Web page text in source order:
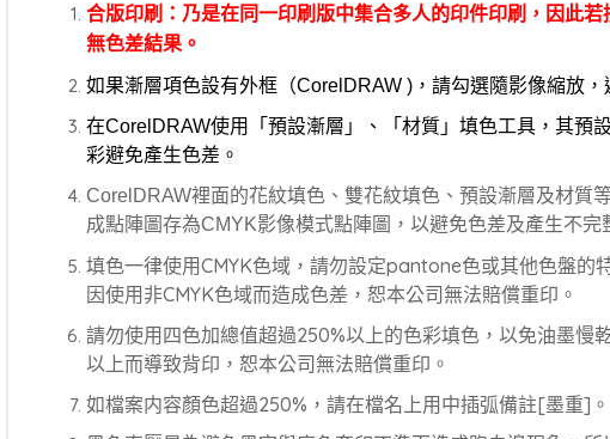
合版印刷：乃是在同一印刷版中集合多人的印件印刷，因此
無色差結果。
如果漸層項色設有外框（CorelDRAW )，請勾選隨影像縮放，
在CorelDRAW使用「預設漸層」、「材質」填色工具，其預
彩避免產生色差。
CorelDRAW裡面的花紋填色、雙花紋填色、預設漸層及材質
成點陣圖存為CMYK影像模式點陣圖，以避免色差及產生不完
填色一律使用CMYK色域，請勿設定pantone色或其他色盤的
因使用非CMYK色域而造成色差，恕本公司無法賠償重印。
請勿使用四色加總值超過250%以上的色彩填色，以免油墨慢
以上而導致背印，恕本公司無法賠償重印。
如檔案内容顏色超過250%，請在檔名上用中插弧備註[墨重]。